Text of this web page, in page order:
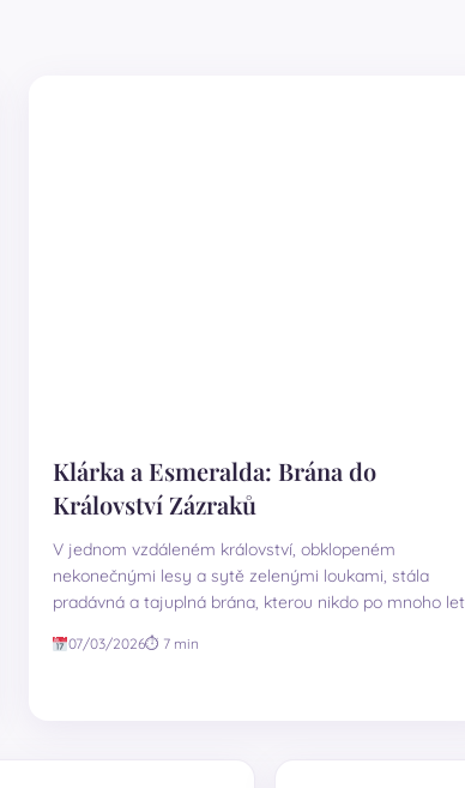
Klárka a Esmeralda: Brána do
Království Zázraků
V jednom vzdáleném království, obklopeném
nekonečnými lesy a sytě zelenými loukami, stála
pradávná a tajuplná brána, kterou nikdo po mnoho let
07/03/2026⏱ 7 min